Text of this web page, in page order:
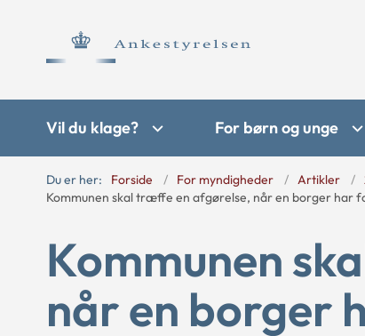
Vil du klage? For børn og unge
Du er her: Forside For myndigheder Artikler
Kommunen skal træffe en afgørelse, når en borger
Kommunen
når en borger